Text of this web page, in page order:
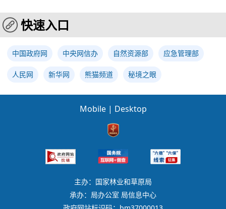
快速入口
中国政府网 中央网信办 自然资源部 应急管理部
人民网 新华网 熊猫频道 秘境之眼
Mobile | Desktop
主办：国家林业和草原局
承办：局办公室 局信息中心